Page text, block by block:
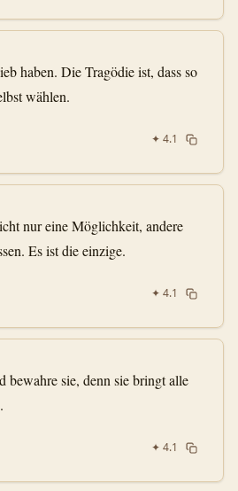
haben. Die Tragödie ist, dass so
wählen.
✦ 4.1
nur eine Möglichkeit, andere
Es ist die einzige.
✦ 4.1
bewahre sie, denn sie bringt alle
✦ 4.1